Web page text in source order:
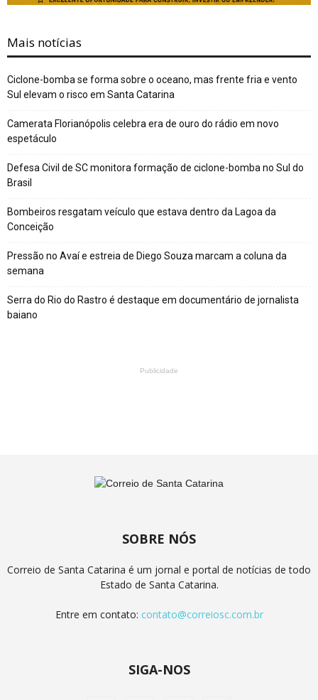
Mais notícias
Ciclone-bomba se forma sobre o oceano, mas frente fria e vento
Sul elevam o risco em Santa Catarina
Camerata Florianópolis celebra era de ouro do rádio em novo
espetáculo
Defesa Civil de SC monitora formação de ciclone-bomba no Sul do
Brasil
Bombeiros resgatam veículo que estava dentro da Lagoa da
Conceição
Pressão no Avaí e estreia de Diego Souza marcam a coluna da
semana
Serra do Rio do Rastro é destaque em documentário de jornalista
baiano
Publicidade
SOBRE NÓS
Correio de Santa Catarina é um jornal e portal de notícias de todo
Estado de Santa Catarina.
Entre em contato: contato@correiosc.com.br
SIGA-NOS